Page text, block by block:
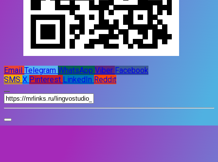
Email Telegram WhatsApp Viber Facebook
SMS X Pinterest LinkedIn Reddit